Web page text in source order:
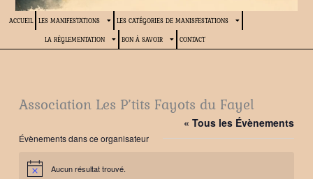
ACCUEIL LES MANIFESTATIONS LES CATÉGORIES DE MANISFESTATIONS
LA RÉGLEMENTATION BON À SAVOIR CONTACT
Association Les P’tits Fayots du Fayel
« Tous les Évènements
Évènements dans ce organisateur
Notice Aucun résultat trouvé.